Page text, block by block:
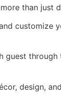
than just
customize
guest
design,